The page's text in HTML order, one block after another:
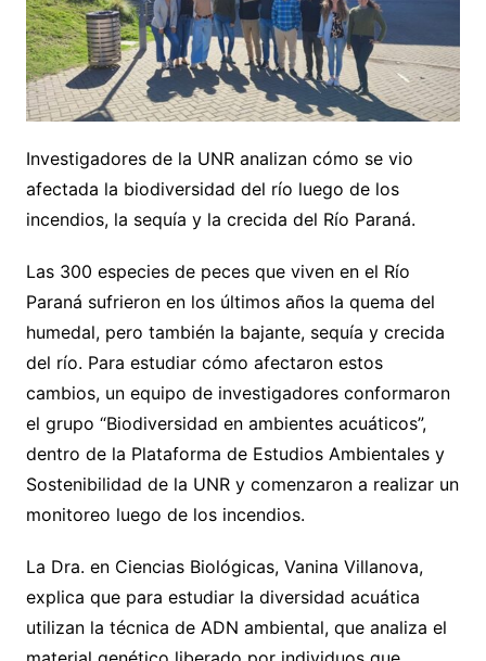
Investigadores de la UNR analizan cómo se vio
afectada la biodiversidad del río luego de los
incendios, la sequía y la crecida del Río Paraná.
Las 300 especies de peces que viven en el Río
Paraná sufrieron en los últimos años la quema del
humedal, pero también la bajante, sequía y crecida
del río. Para estudiar cómo afectaron estos
cambios, un equipo de investigadores conformaron
el grupo “Biodiversidad en ambientes acuáticos”,
dentro de la Plataforma de Estudios Ambientales y
Sostenibilidad de la UNR y comenzaron a realizar un
monitoreo luego de los incendios.
La Dra. en Ciencias Biológicas, Vanina Villanova,
explica que para estudiar la diversidad acuática
utilizan la técnica de ADN ambiental, que analiza el